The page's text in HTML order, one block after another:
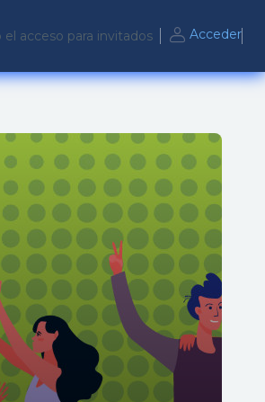
acceso para invitados Acceder